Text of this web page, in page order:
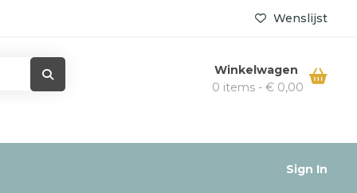
Wenslijst
Winkelwagen
0 items - €0,00
Sign In